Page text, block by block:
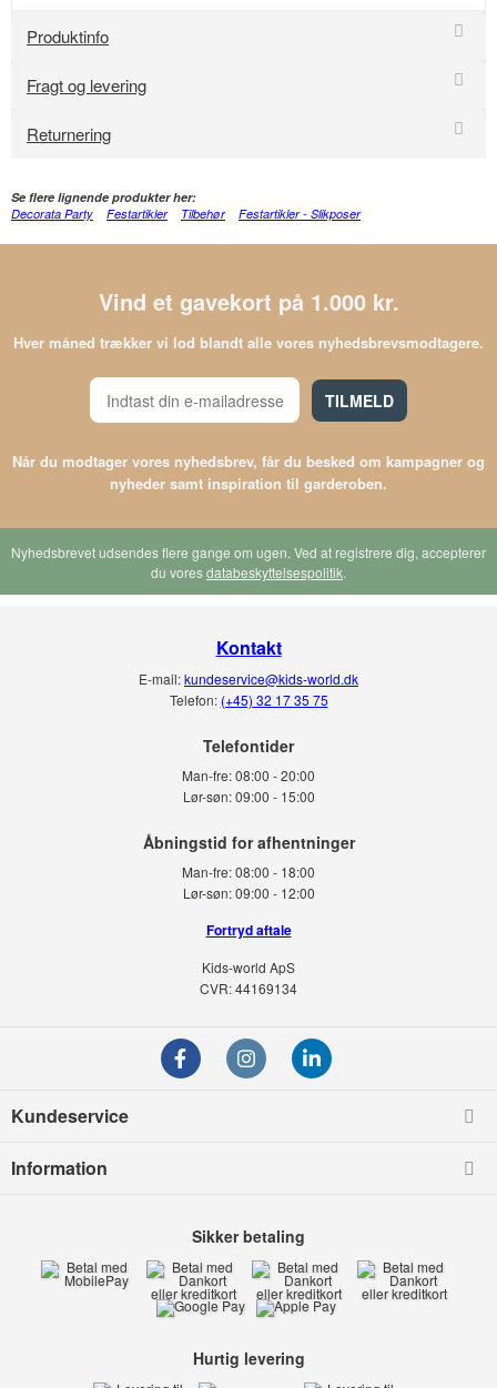
Produktinfo
Fragt og levering
Returnering
Se flere lignende produkter her:
Decorata Party
Festartikler Tilbehør Festartikler - Slikposer
Vind et gavekort på 1.000 kr.
Hver måned trækker vi lod blandt alle vores nyhedsbrevsmodtagere.
TILMELD
Når du modtager vores nyhedsbrev, får du besked om kampagner og
nyheder samt inspiration til garderoben.
Nyhedsbrevet udsendes flere gange om ugen. Ved at registrere dig, accepterer
du voresdatabeskyttelsespolitik.
Kontakt
E-mail:kundeservice@kids-world.dk
Telefon: (+45) 32 17 35 75
Telefontider
Man-fre:08:00 - 20:00
Lør-søn: 09:00 - 15:00
Man-fre:08:00 - 18:00
Lør-søn:09:00 - 12:00
Fortryd aftale
Kids-world ApS
CVR: 44169134
Kundeservice
Information
Sikker betaling
Hurtig levering